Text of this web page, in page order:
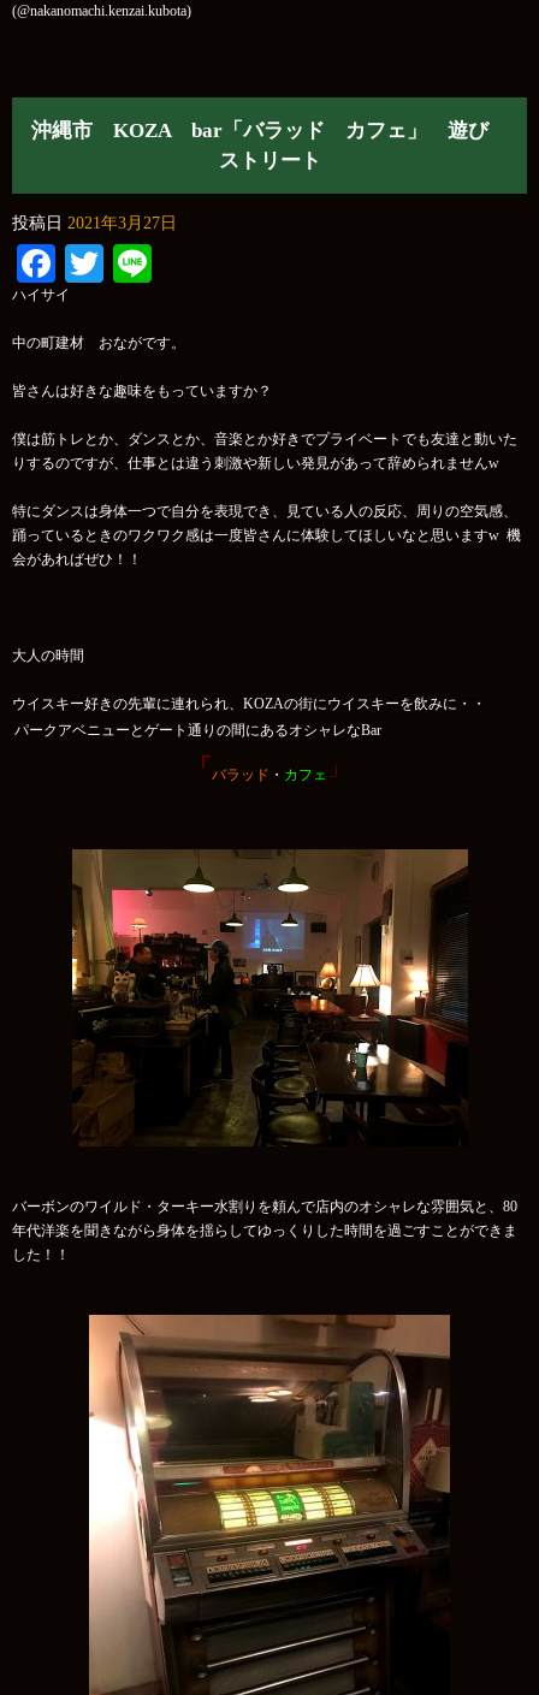
(@nakanomachi.kenzai.kubota)
沖縄市 KOZA bar「バラッド カフェ」 遊び
ストリート
投稿日 2021年3月27日
Facebook
Twitter
ハイサイ
中の町建材 おながです。
皆さんは好きな趣味をもっていますか？
僕は筋トレとか、ダンスとか、音楽とか好きでプライベートでも友達と動いた
りするのですが、仕事とは違う刺激や新しい発見があって辞められませんw
特にダンスは身体一つで自分を表現でき、見ている人の反応、周りの空気感、
踊っているときのワクワク感は一度皆さんに体験してほしいなと思いますw 機
会があればぜひ！！
大人の時間
ウイスキー好きの先輩に連れられ、KOZAの街にウイスキーを飲みに・・
パークアベニューとゲート通りの間にあるオシャレなBar
「バラッド ・ カフェ 」
バーボンのワイルド・ターキー水割りを頼んで店内のオシャレな雰囲気と、80
年代洋楽を聞きながら身体を揺らしてゆっくりした時間を過ごすことができま
した！！